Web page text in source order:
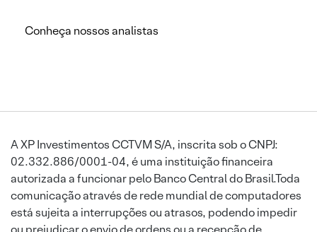
Conheça nossos analistas
A XP Investimentos CCTVM S/A, inscrita sob o CNPJ:
02.332.886/0001-04, é uma instituição financeira
autorizada a funcionar pelo Banco Central do Brasil.Toda
comunicação através de rede mundial de computadores
está sujeita a interrupções ou atrasos, podendo impedir